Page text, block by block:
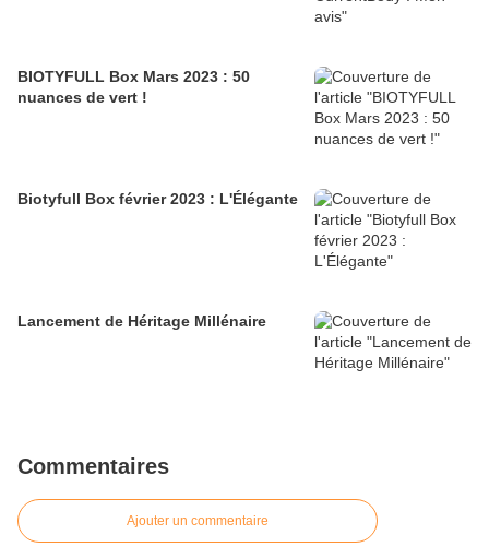
BIOTYFULL Box Mars 2023 : 50
nuances de vert !
Biotyfull Box février 2023 : L'Élégante
Lancement de Héritage Millénaire
Commentaires
Ajouter un commentaire